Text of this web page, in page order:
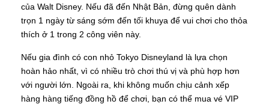
của Walt Disney. Nếu đã đến Nhật Bản, đừng quên dành
trọn 1 ngày từ sáng sớm đến tối khuya để vui chơi cho thỏa
thích ở 1 trong 2 công viên này.
Nếu gia đình có con nhỏ Tokyo Disneyland là lựa chọn
hoàn hảo nhất, vì có nhiều trò chơi thú vị và phù hợp hơn
với người lớn. Ngoài ra, khi không muốn chịu cảnh xếp
hàng hàng tiếng đồng hồ để chơi, bạn có thể mua vé VIP